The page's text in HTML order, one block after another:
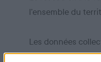
l’ensemble du
Les données
évidence :